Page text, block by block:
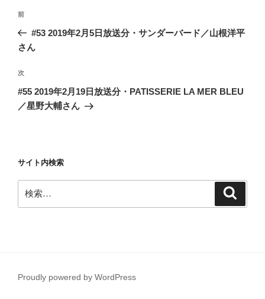
投
ナ
ゲ
ー
シ
前
の
投
前
#53 2019年2月5日放送分・サンダーバード／山根洋平
さん
次
の
投
次
#55 2019年2月19日放送分・PATISSERIE LA MER BLEU
／星野大輔さん
サイト内検索
索:
Proudly powered by WordPress